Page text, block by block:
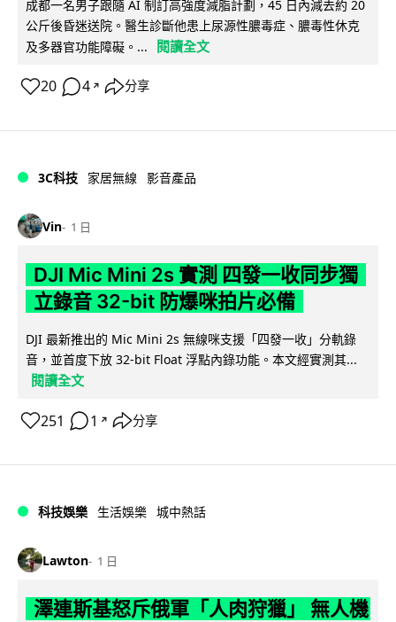
成都一名男子跟隨 AI 制訂高強度減脂計劃，45 日內減去約 20
公斤後昏迷送院。醫生診斷他患上尿源性膿毒症、膿毒性休克
及多器官功能障礙。...
閱讀全文
20 4 ↗ 分享
3C科技 家居無線 影音產品
Vin 1 日
DJI Mic Mini 2s 實測 四發一收同步獨
立錄音 32-bit 防爆咪拍片必備
DJI 最新推出的 Mic Mini 2s 無線咪支援「四發一收」分軌錄
音，並首度下放 32-bit Float 浮點內錄功能。本文經實測其...
閱讀全文
251 1 ↗ 分享
科技娛樂 生活娛樂 城中熱話
Lawton 1 日
澤連斯基怒斥俄軍「人肉狩獵」 無人機